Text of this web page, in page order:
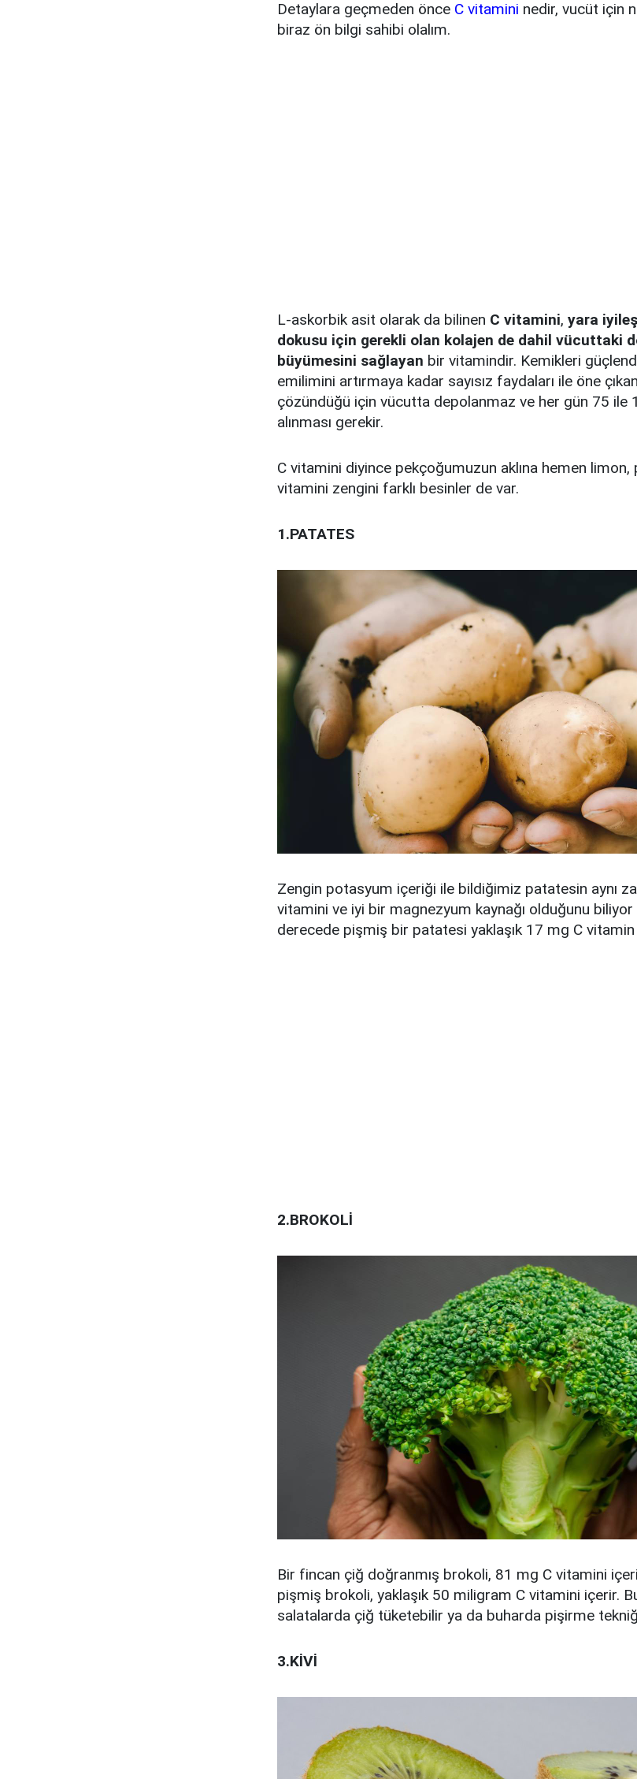
Detaylara geçmeden önce C vitamini nedir, vucüt için
biraz ön bilgi sahibi olalım.
L-askorbik asit olarak da bilinen C vitamini, yara
dokusu için gerekli olan kolajen de dahil vücuttaki
büyümesini sağlayan bir vitamindir. Kemikleri
emilimini artırmaya kadar sayısız faydaları ile öne
çözündüğü için vücutta depolanmaz ve her gün 75 ile
alınması gerekir.
C vitamini diyince pekçoğumuzun aklına hemen
vitamini zengini farklı besinler de var.
1.PATATES
Zengin potasyum içeriği ile bildiğimiz patatesin aynı
vitamini ve iyi bir magnezyum kaynağı olduğunu
derecede pişmiş bir patatesi yaklaşık 17 mg C vitamin
2.BROKOLİ
Bir fincan çiğ doğranmış brokoli, 81 mg C vitamini
pişmiş brokoli, yaklaşık 50 miligram C vitamini içerir.
salatalarda çiğ tüketebilir ya da buharda pişirme
3.KİVİ